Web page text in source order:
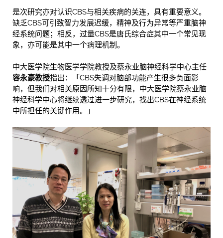
是次研究亦对认识CBS与相关疾病的关连，具有重要意义。
缺乏CBS可引致智力发展迟缓，精神及行为异常等严重脑神
经系统问题；相反，过量CBS是唐氏综合症其中一个常见现
象，亦可能是其中一个病理机制。
中大医学院生物医学学院教授及蔡永业脑神经科学中心主任
容永豪教授指出：「CBS失调对脑部功能产生很多负面影
响，但我们对相关原因所知十分有限，中大医学院蔡永业脑
神经科学中心将继续透过进一步研究，找出CBS在神经系统
中所担任的关键作用。」